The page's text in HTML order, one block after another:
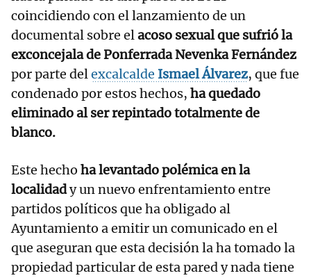
coincidiendo con el lanzamiento de un
documental sobre elacoso sexual que sufrió la
exconcejala de Ponferrada Nevenka Fernández
por parte delexcalcalde Ismael Álvarez, que fue
condenado por estos hechos, ha quedado
eliminado al ser repintado totalmente de
blanco.
Este hecho ha levantado polémica en la
localidady un nuevo enfrentamiento entre
partidos políticos que ha obligado al
Ayuntamiento a emitir un comunicado en el
que aseguran que esta decisión la ha tomado la
propiedad particular de esta pared y nada tiene